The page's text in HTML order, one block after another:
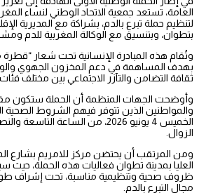
العامة، تستعد جمعية الاتحاد الوطني لنساء
لتنظيم حملة تبرع بالدم، بشراكة مع المديرية
بتطوان، وبتنسيق مع الوكالة المغربية للدم
وتُقام هذه المبادرة الإنسانية تحت شعار “قطرة
بهدف المساهمة في دعم المخزون الجهوي
ثقافة التضامن والتآزر الاجتماعي بين مختلف
وأوضحت الجهات المنظمة أن الحملة ستكون
والمواطنين الذين تتوفر فيهم الشروط الصحية
الخميس 4 يونيو 2026، من الساعة
الزوال.
ومن المرتقب أن يحتضن مركز للامريم بشارع
العليا بمدينة تطوان فعاليات هذه الحملة، حيث
ظروف صحية وتنظيمية مناسبة، تحت إشراف
مجال التبرع بالدم.